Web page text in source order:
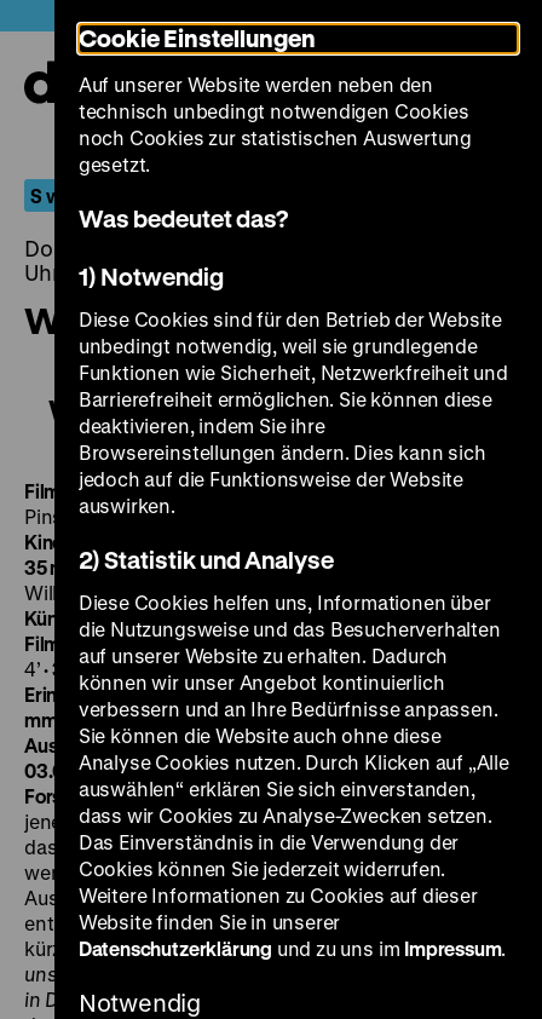
zum
Seiteninhalt
springen
S wie Sonderprogramm
Donnerstag, 03. September 2015, 20.00 - 00.00
Uhr
Wie der Film unsterblich wurde
Wie der Film unsterblich wurde
Film (KIPHO-Film)D 1925, R: Guido Seeber, Julius
Pinschewer, 4’· 35 mm
Kinematographie
35 mm Als man anfing zu filmenD 1934, R: Martin Rikli,
Wilhelm Prager, 16’
· 35 mm
Asta Nielsen. Eine große
KünstlerinD 1933, R: Walter Jerven, 9’· 35 mm Farbe im
Film
D 1945, 13’· 35 mm Sie sind nicht mehrBRD 1950,
4’· 35 mm Das Wunder des FilmsBRD 1955, 3’ · DVD
Erinnern Sie sich? DDR 1957, R: Rolf Schnabel, 11’
mm
Sterne erlöschen nieBRD 1958, 3’· 35 mm
Ausstellung – 60 Jahre FilmDDR 1958, 2’· 35 mm
03.09. um 20 Uhr·Einführung: Rolf Aurich und Ralf
ForsterAls sich der Film etablierte, fehlten zunächst
jene Personen und Institutionen, die dazu beitragen,
dass Materialien bewahrt und Inhalte reflektiert
werden: Filmarchive, Institute und Museen,
Ausstellungen, Studiengänge, Autoren und Verlage
entstanden erst allmählich. Ihnen widmet sich der
kürzlich erschienene Sammelband Wie der Film
unsterblich wurde. Vorakademische Filmwissenschaft
in Deutschland.Die 34 Beiträge des Buches gehen
Cookie Einstellungen
Auf unserer Website werden neben den
technisch unbedingt notwendigen Cookies
noch Cookies zur statistischen Auswertung
gesetzt.
Was bedeutet das?
1) Notwendig
Diese Cookies sind für den Betrieb der Website
unbedingt notwendig, weil sie grundlegende
Funktionen wie Sicherheit, Netzwerkfreiheit und
Barrierefreiheit ermöglichen. Sie können diese
deaktivieren, indem Sie ihre
Browsereinstellungen ändern. Dies kann sich
jedoch auf die Funktionsweise der Website
auswirken.
2) Statistik und Analyse
Diese Cookies helfen uns, Informationen über
die Nutzungsweise und das Besucherverhalten
auf unserer Website zu erhalten. Dadurch
können wir unser Angebot kontinuierlich
verbessern und an Ihre Bedürfnisse anpassen.
Sie können die Website auch ohne diese
Analyse Cookies nutzen. Durch Klicken auf „Alle
auswählen“ erklären Sie sich einverstanden,
dass wir Cookies zu Analyse-Zwecken setzen.
Das Einverständnis in die Verwendung der
Cookies können Sie jederzeit widerrufen.
Weitere Informationen zu Cookies auf dieser
Website finden Sie in unserer
Datenschutzerklärung und zu uns im Impressum.
Notwendig